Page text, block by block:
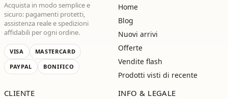
Acquista in modo semplice e
sicuro: pagamenti protetti,
assistenza reale e spedizioni
affidabili per ogni ordine.
VISA
MASTERCARD
PAYPAL
BONIFICO
Home
Blog
Nuovi arrivi
Offerte
Vendite flash
Prodotti visti di recente
CLIENTE INFO & LEGALE